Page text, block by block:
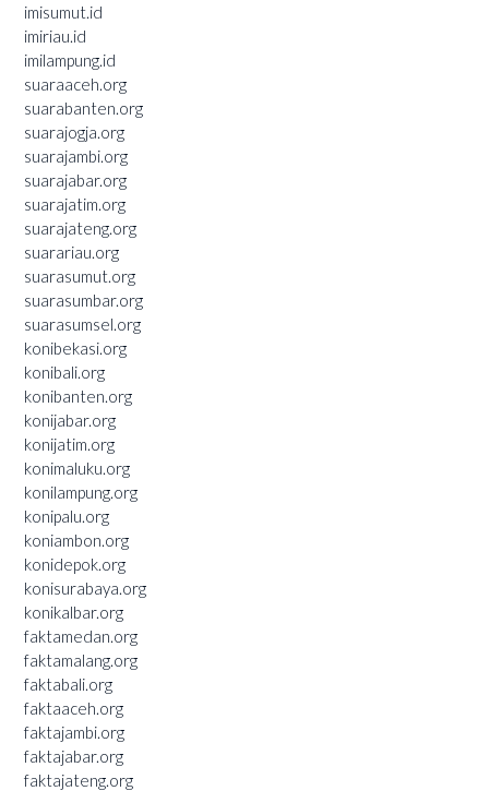
imisumut.id
imiriau.id
imilampung.id
suaraaceh.org
suarabanten.org
suarajogja.org
suarajambi.org
suarajabar.org
suarajatim.org
suarajateng.org
suarariau.org
suarasumut.org
suarasumbar.org
suarasumsel.org
konibekasi.org
konibali.org
konibanten.org
konijabar.org
konijatim.org
konimaluku.org
konilampung.org
konipalu.org
koniambon.org
konidepok.org
konisurabaya.org
konikalbar.org
faktamedan.org
faktamalang.org
faktabali.org
faktaaceh.org
faktajambi.org
faktajabar.org
faktajateng.org